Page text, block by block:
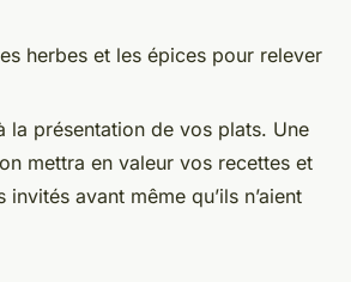
herbes et les épices pour relever
la présentation de vos plats. Une
mettra en valeur vos recettes et
avant même qu’ils n’aient